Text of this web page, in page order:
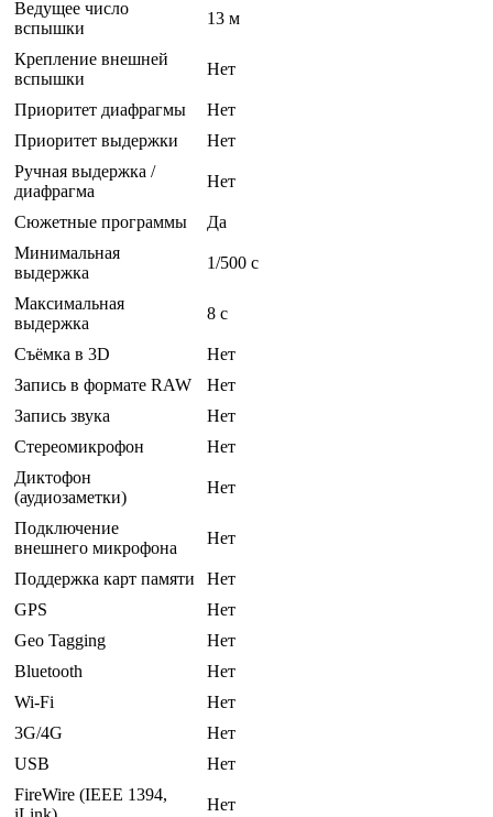
Ведущее число
вспышки
13 м
Крепление внешней
вспышки
Нет
Приоритет диафрагмы
Нет
Приоритет выдержки
Нет
Ручная выдержка /
диафрагма
Нет
Сюжетные программы
Да
Минимальная
выдержка
1/500 c
Максимальная
выдержка
8 c
Съёмка в 3D
Нет
Запись в формате RAW
Нет
Запись звука
Нет
Стереомикрофон
Нет
Диктофон
(аудиозаметки)
Нет
Подключение
внешнего микрофона
Нет
Поддержка карт памяти
Нет
GPS
Нет
Geo Tagging
Нет
Bluetooth
Нет
Wi-Fi
Нет
3G/4G
Нет
USB
Нет
FireWire (IEEE 1394,
Нет